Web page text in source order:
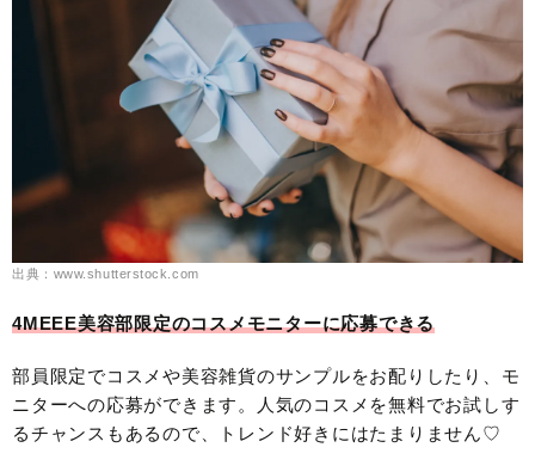
出典：www.shutterstock.com
4MEEE美容部限定のコスメモニターに応募できる
部員限定でコスメや美容雑貨のサンプルをお配りしたり、モ
ニターへの応募ができます。人気のコスメを無料でお試しす
るチャンスもあるので、トレンド好きにはたまりません♡